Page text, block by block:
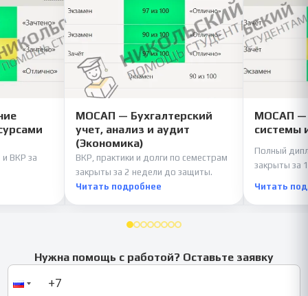
и ВКР за
МОСАП — Бухгалтерский
учет, анализ и аудит
(Экономика)
ВКР, практики и долги по семестрам
закрыты за 2 недели до защиты.
Читать подробнее
МОСАП —
системы
Полный
закрыты за
Читать
Нужна помощь с работой? Оставьте заявку